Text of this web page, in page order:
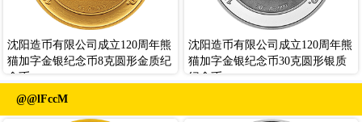
沈阳造币有限公司成立120周年熊
猫加字金银纪念币8克圆形金质纪
念币
沈阳造币有限公司成立120周年熊
猫加字金银纪念币30克圆形银质
纪念币
@@lFccM